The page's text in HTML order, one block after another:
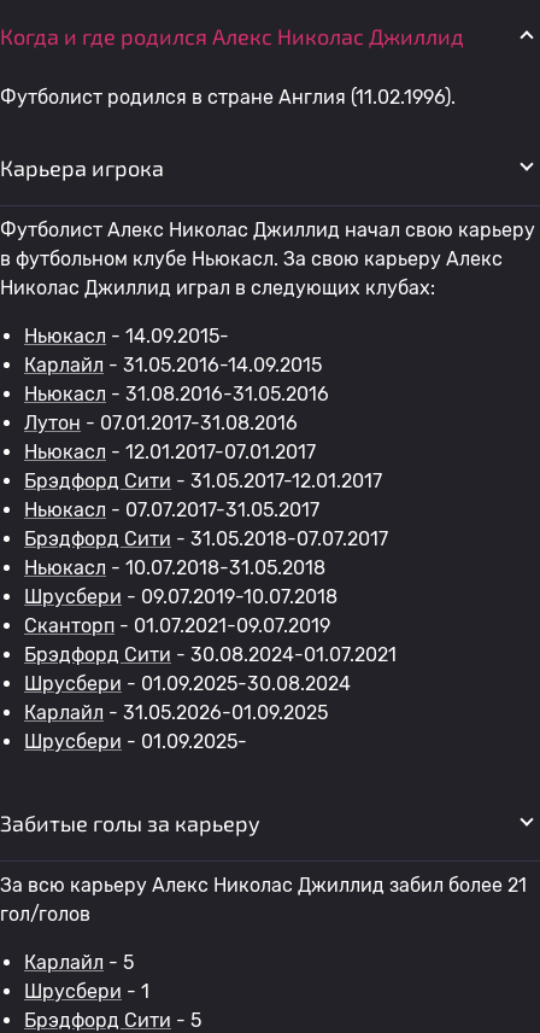
Когда и где родился Алекс Николас Джиллид
Футболист родился в стране Англия (11.02.1996).
Карьера игрока
Футболист Алекс Николас Джиллид начал свою карьеру
в футбольном клубе Ньюкасл. За свою карьеру Алекс
Николас Джиллид играл в следующих клубах:
Ньюкасл - 14.09.2015-
Карлайл - 31.05.2016-14.09.2015
Ньюкасл - 31.08.2016-31.05.2016
Лутон - 07.01.2017-31.08.2016
Ньюкасл - 12.01.2017-07.01.2017
Брэдфорд Сити - 31.05.2017-12.01.2017
Ньюкасл - 07.07.2017-31.05.2017
Брэдфорд Сити - 31.05.2018-07.07.2017
Ньюкасл - 10.07.2018-31.05.2018
Шрусбери - 09.07.2019-10.07.2018
Сканторп - 01.07.2021-09.07.2019
Брэдфорд Сити - 30.08.2024-01.07.2021
Шрусбери - 01.09.2025-30.08.2024
Карлайл - 31.05.2026-01.09.2025
Шрусбери - 01.09.2025-
Забитые голы за карьеру
За всю карьеру Алекс Николас Джиллид забил более 21
гол/голов
Карлайл - 5
Шрусбери - 1
Брэдфорд Сити - 5